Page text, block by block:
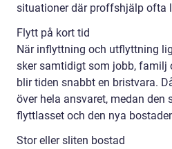
situationer där proffshjälp ofta
Flytt på kort tid
När inflyttning och utflyttning
sker samtidigt som jobb, familj
blir tiden snabbt en bristvara.
över hela ansvaret, medan den
flyttlasset och den nya
Stor eller sliten bostad